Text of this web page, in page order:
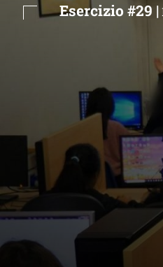
Esercizio #29 |